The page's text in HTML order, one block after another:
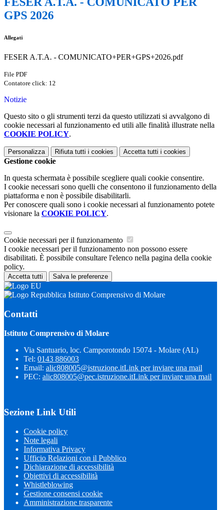
GPS 2026
Allegati
FESER A.T.A. - COMUNICATO+PER+GPS+2026.pdf
File PDF
Contatore click: 12
Notizie
Questo sito o gli strumenti terzi da questo utilizzati si avvalgono di
cookie necessari al funzionamento ed utili alle finalità illustrate nella
COOKIE POLICY.
Personalizza Rifiuta tutti i cookies Accetta tutti i cookies
Gestione cookie
In questa schermata è possibile scegliere quali cookie consentire.
I cookie necessari sono quelli che consentono il funzionamento della
piattaforma e non è possibile disabilitarli.
Per conoscere quali sono i cookie necessari al funzionamento potete
visionare la COOKIE POLICY.
Cookie necessari per il funzionamento
I cookie necessari per il funzionamento non possono essere
disabilitati. È possibile consultare l'elenco nella pagina della cookie
policy.
Accetta tutti Salva le preferenze
Istituto Comprensivo di Molare
Contatti
Istituto Comprensivo di Molare
Via Santuario, loc. Camporotondo 15074 - Molare (AL)
Tel: 0143 886003
Email: alic808005@istruzione.itLink per inviare una mail
PEC: alic808005@pec.istruzione.itLink per inviare una mail
Sezione Link Utili
Cookie policy
Note legali
Informativa Privacy
Ufficio Relazioni con il Pubblico
Dichiarazione di accessibilità
Obiettivi di accessibilità
Whistleblowing
Gestione consensi cookie
Amministrazione trasparente